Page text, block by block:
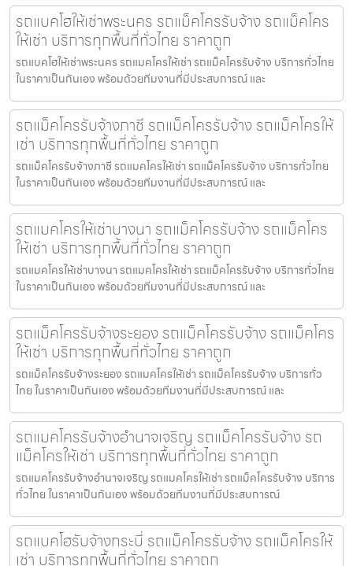
รถแบคโฮให้เช่าพระนคร รถแม็คโครรับจ้าง รถแม็คโคร
ให้เช่า บริการทุกพื้นที่ทั่วไทย ราคาถูก
รถแบคโฮให้เช่าพระนคร รถแมคโครให้เช่า รถแม็คโครรับจ้าง บริการทั่วไทย
ในราคาเป็นกันเอง พร้อมด้วยทีมงานที่มีประสบการณ์ และ
รถแม็คโครรับจ้างภาชี รถแม็คโครรับจ้าง รถแม็คโครให้
เช่า บริการทุกพื้นที่ทั่วไทย ราคาถูก
รถแม็คโครรับจ้างภาชี รถแมคโครให้เช่า รถแม็คโครรับจ้าง บริการทั่วไทย
ในราคาเป็นกันเอง พร้อมด้วยทีมงานที่มีประสบการณ์ และ
รถแมคโครให้เช่าบางนา รถแม็คโครรับจ้าง รถแม็คโคร
ให้เช่า บริการทุกพื้นที่ทั่วไทย ราคาถูก
รถแมคโครให้เช่าบางนา รถแมคโครให้เช่า รถแม็คโครรับจ้าง บริการทั่วไทย
ในราคาเป็นกันเอง พร้อมด้วยทีมงานที่มีประสบการณ์ และ
รถแม็คโครรับจ้างระยอง รถแม็คโครรับจ้าง รถแม็คโคร
ให้เช่า บริการทุกพื้นที่ทั่วไทย ราคาถูก
รถแม็คโครรับจ้างระยอง รถแมคโครให้เช่า รถแม็คโครรับจ้าง บริการทั่ว
ไทย ในราคาเป็นกันเอง พร้อมด้วยทีมงานที่มีประสบการณ์ และ
รถแมคโครรับจ้างอำนาจเจริญ รถแม็คโครรับจ้าง รถ
แม็คโครให้เช่า บริการทุกพื้นที่ทั่วไทย ราคาถูก
รถแมคโครรับจ้างอำนาจเจริญ รถแมคโครให้เช่า รถแม็คโครรับจ้าง บริการ
ทั่วไทย ในราคาเป็นกันเอง พร้อมด้วยทีมงานที่มีประสบการณ์
รถแบคโฮรับจ้างกระบี่ รถแม็คโครรับจ้าง รถแม็คโครให้
เช่า บริการทุกพื้นที่ทั่วไทย ราคาถูก